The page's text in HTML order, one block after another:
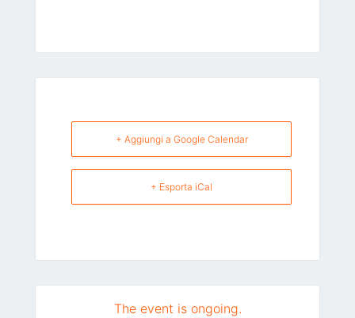
+ Aggiungi a Google Calendar
+ Esporta iCal
The event is ongoing.